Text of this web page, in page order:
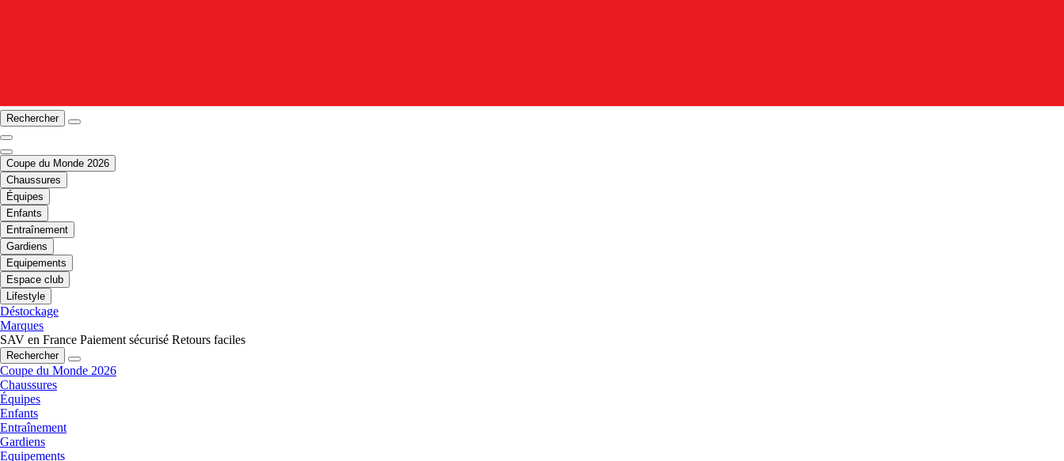
Rechercher
Coupe du Monde 2026
Chaussures
Équipes
Enfants
Entraînement
Gardiens
Equipements
Espace club
Lifestyle
Déstockage
Marques
SAV en France Paiement sécurisé Retours faciles
Rechercher
Coupe du Monde 2026
Chaussures
Équipes
Enfants
Entraînement
Gardiens
Equipements